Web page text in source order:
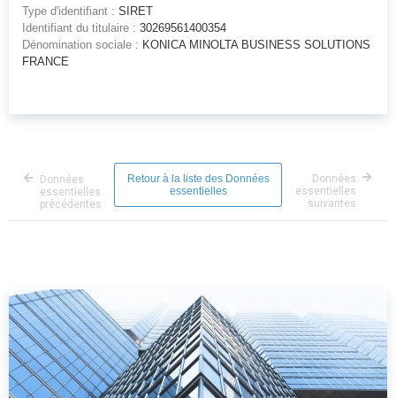
Type d'identifiant : SIRET
Identifiant du titulaire : 30269561400354
Dénomination sociale : KONICA MINOLTA BUSINESS SOLUTIONS
FRANCE
Données
essentielles
précédentes
Retour à la liste des Données
essentielles
Données
essentielles
suivantes